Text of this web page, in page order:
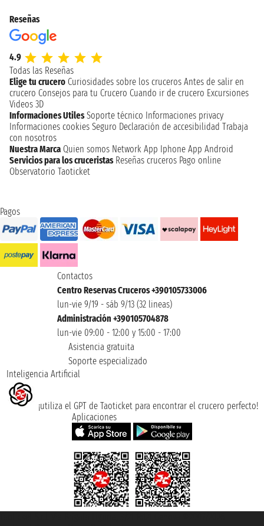
Reseñas
4.9
Todas las Reseñas
Elige tu crucero Curiosidades sobre los cruceros Antes de salir en
crucero Consejos para tu Crucero Cuando ir de crucero Excursiones
Videos 3D
Informaciones Utiles Soporte técnico Informaciones privacy
Informaciones cookies Seguro Declaración de accesibilidad Trabaja
con nosotros
Nuestra Marca Quien somos Network App Iphone App Android
Servicios para los cruceristas Reseñas cruceros Pago online
Observatorio Taoticket
Pagos
Contactos
Centro Reservas Cruceros +390105733006
lun-vie 9/19 - sáb 9/13 (32 lineas)
Administración +390105704878
lun-vie 09:00 - 12:00 y 15:00 - 17:00
Asistencia gratuita
Soporte especializado
Inteligencia Artificial
¡utiliza el GPT de Taoticket para encontrar el crucero perfecto!
Aplicaciones